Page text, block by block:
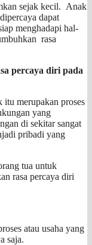
sejak kecil. Anak
dapat
menghadapi hal-
rasa
percaya diri pada
itu merupakan proses
yang
di sekitar sangat
pribadi yang
tua untuk
rasa percaya diri
atau usaha yang
saja.